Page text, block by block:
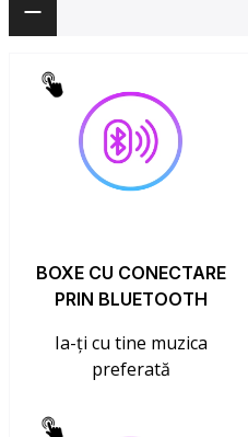
BOXE CU CONECTARE
PRIN BLUETOOTH
Ia-ți cu tine muzica
preferată